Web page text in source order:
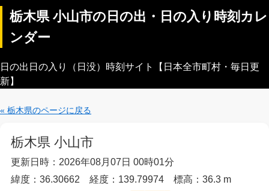
栃木県 小山市の日の出・日の入り時刻カレ
ンダー
日の出日の入り（日没）時刻サイト【日本全市町村・毎日更
新】
« 栃木県のページに戻る
栃木県 小山市
更新日時：2026年08月07日 00時01分
緯度：36.30662 経度：139.79974 標高：36.3 m